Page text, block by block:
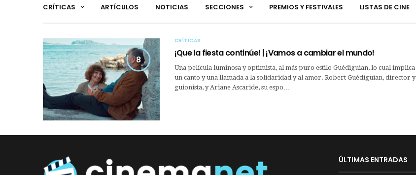
CRÍTICAS ARTÍCULOS NOTICIAS SECCIONES PREMIOS Y FESTIVALES LISTAS DE CINE
8
CRÍTICAS
¡Que la fiesta continúe! | ¡Vamos a cambiar el mundo!
Una película luminosa y optimista, al más puro estilo Guédiguian, lo cual implica
un canto y una llamada a la solidaridad y al amor. Robert Guédiguian, director y
guionista, y Ariane Ascaride, su espo…
ÚLTIMAS ENTRADAS